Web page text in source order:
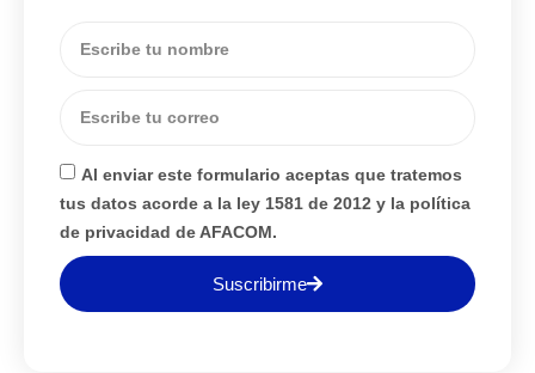
Al enviar este formulario aceptas que tratemos
tus datos acorde a la ley 1581 de 2012 y la política
de privacidad de AFACOM.
Suscribirme